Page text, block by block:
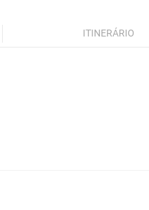
ITINERÁRIO